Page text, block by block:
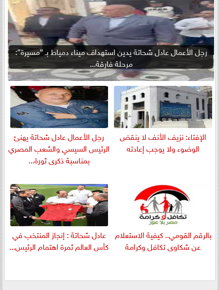
رجل الأعمال عادل شحاتة يدين استهداف ميناء دمياط بـ ”مسيرة”:
مرحلة فارقة...
الإفتاء: نزيف الأنف لا ينقض
الوضوء ولا يوجب إعادته
رجل الأعمال عادل شحاتة يهنئ
الرئيس السيسي والشعب المصري
بمناسبة ذكرى ثورة...
بالرقم القومي.. كيفية الاستعلام
عن شكاوى تكافل وكرامة
عادل شحاتة : إنجاز المنتخب في
كأس العالم ثمرة اهتمام الرئيس...